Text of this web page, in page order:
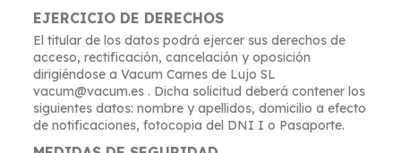
EJERCICIO DE DERECHOS
El titular de los datos podrá ejercer sus derechos de
acceso, rectificación, cancelación y oposición
dirigiéndose a Vacum Carnes de Lujo SL
vacum@vacum.es . Dicha solicitud deberá contener los
siguientes datos: nombre y apellidos, domicilio a efecto
de notificaciones, fotocopia del DNI I o Pasaporte.